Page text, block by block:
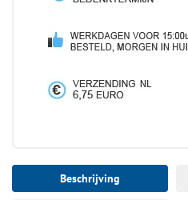
Beschrijving